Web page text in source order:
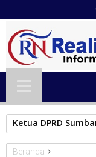
Ketua DPRD
Beranda